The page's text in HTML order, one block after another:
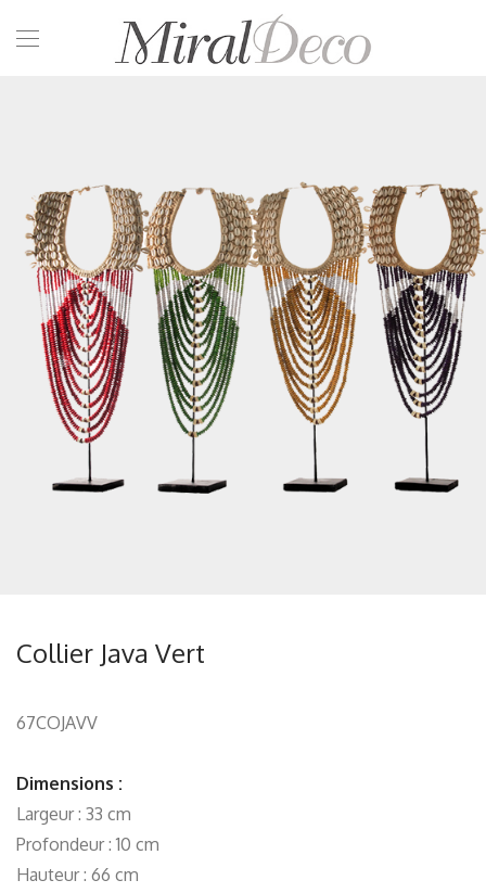
Collier Java Vert
67COJAVV
Dimensions :
Largeur : 33 cm
Profondeur : 10 cm
Hauteur : 66 cm